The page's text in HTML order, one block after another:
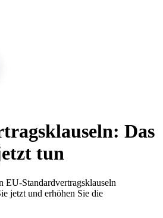
Das
tun
EU-Standardvertragsklauseln
jetzt und erhöhen Sie die